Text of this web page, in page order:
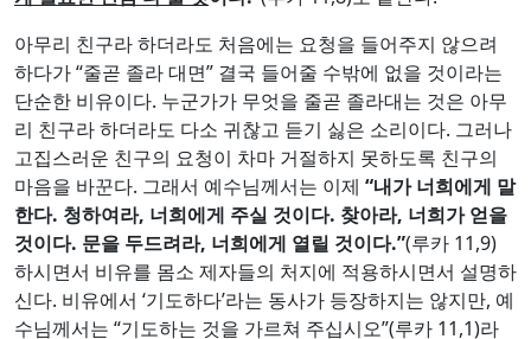
아무리 친구라 하더라도 처음에는 요청을 들어주지 않으려
하다가 “줄곧 졸라 대면” 결국 들어줄 수밖에 없을 것이라는
단순한 비유이다. 누군가가 무엇을 줄곧 졸라대는 것은 아무
리 친구라 하더라도 다소 귀찮고 듣기 싫은 소리이다. 그러나
고집스러운 친구의 요청이 차마 거절하지 못하도록 친구의
마음을 바꾼다. 그래서 예수님께서는 이제“내가 너희에게 말
한다.청하여라 ,너희에게 주실 것이다.찾아라,너희가 얻을
것이다.문을 두드려라,너희에게 열릴 것이다.” (루카 11,9)
하시면서 비유를 몸소 제자들의 처지에 적용하시면서 설명하
신다. 비유에서 ‘기도하다’라는 동사가 등장하지는 않지만, 예
수님께서는 “기도하는 것을 가르쳐 주십시오”(루카 11,1)라
는 제자의 요청에 대답의 연장선상에서 이 비유를 말씀하고